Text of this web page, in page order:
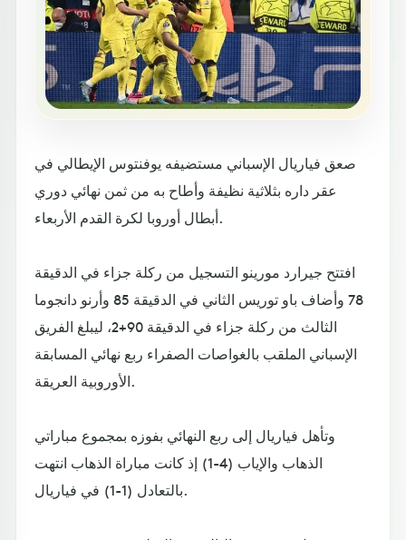
صعق فياريال الإسباني مستضيفه يوفنتوس الإيطالي في
عقر داره بثلاثية نظيفة وأطاح به من ثمن نهائي دوري
أبطال أوروبا لكرة القدم الأربعاء.
افتتح جيرارد مورينو التسجيل من ركلة جزاء في الدقيقة
78 وأضاف باو توريس الثاني في الدقيقة 85 وأرنو دانجوما
الثالث من ركلة جزاء في الدقيقة 90+2، ليبلغ الفريق
الإسباني الملقب بالغواصات الصفراء ربع نهائي المسابقة
الأوروبية العريقة.
وتأهل فياريال إلى ربع النهائي بفوزه بمجموع مباراتي
الذهاب والإياب (4-1) إذ كانت مباراة الذهاب انتهت
بالتعادل (1-1) في فياريال.